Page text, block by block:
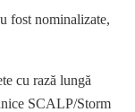
fost nominalizate,
cu rază lungă
SCALP/Storm